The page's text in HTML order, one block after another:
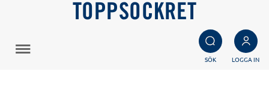
TOPPSOCKRET
SÖK LOGGA IN